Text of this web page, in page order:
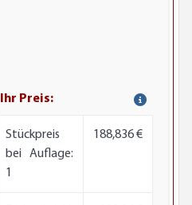
Ihr Preis:
Stückpreis
bei Auflage:
1
188,836 €